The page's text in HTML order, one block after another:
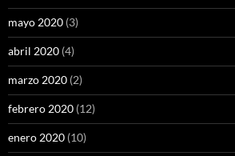
mayo 2020 (3)
abril 2020 (4)
marzo 2020 (2)
febrero 2020 (12)
enero 2020 (10)